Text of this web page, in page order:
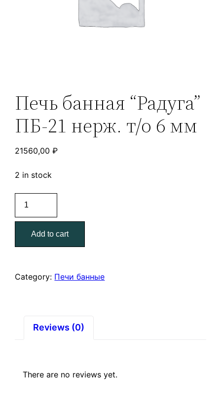
Печь банная “Радуга”
ПБ-21 нерж. т/о 6 мм
21560,00₽
2 in stock
банная
"Радуга"
ПБ-21
нерж.
о
Add to cart
Category: Печи банные
Reviews (0)
There are no reviews yet.